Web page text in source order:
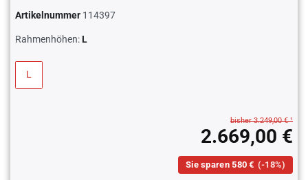
Artikelnummer 114397
Rahmenhöhen:L
L
bisher 3.249,00 € ¹
2.669,00 €
Sie sparen 580 € (-18%)